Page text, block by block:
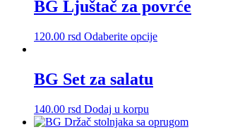
BG Ljuštač za povrće
120.00 rsd Odaberite opcijeOvaj
biti
BG Set za salatu
140.00 rsd Dodaj u korpu